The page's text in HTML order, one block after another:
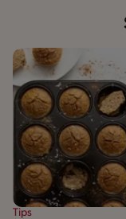
Tips